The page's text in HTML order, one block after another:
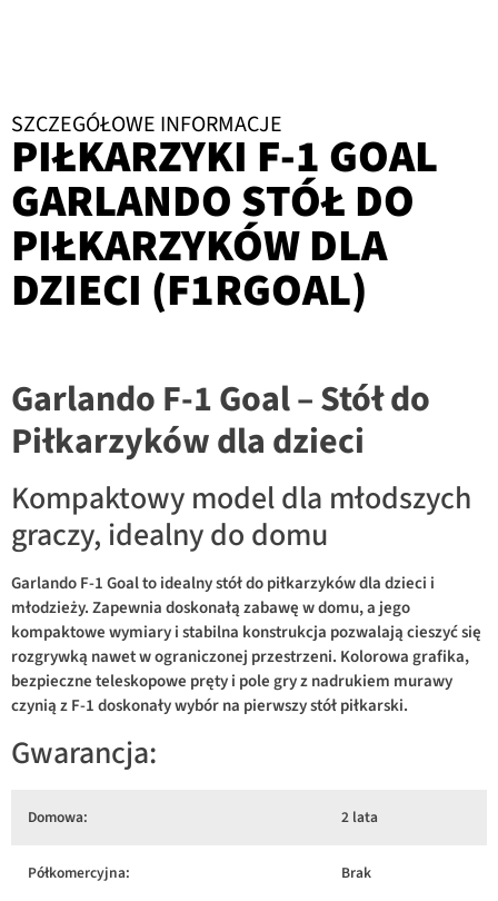
SZCZEGÓŁOWE INFORMACJE
PIŁKARZYKI F-1 GOAL
GARLANDO STÓŁ DO
PIŁKARZYKÓW DLA
DZIECI (F1RGOAL)
Garlando F-1 Goal – Stół do
Piłkarzyków dla dzieci
Kompaktowy model dla młodszych
graczy, idealny do domu
Garlando F-1 Goal to idealny stół do piłkarzyków dla dzieci i
młodzieży. Zapewnia doskonałą zabawę w domu, a jego
kompaktowe wymiary i stabilna konstrukcja pozwalają cieszyć się
rozgrywką nawet w ograniczonej przestrzeni. Kolorowa grafika,
bezpieczne teleskopowe pręty i pole gry z nadrukiem murawy
czynią z F-1 doskonały wybór na pierwszy stół piłkarski.
Gwarancja:
Domowa: 2 lata
Półkomercyjna: Brak